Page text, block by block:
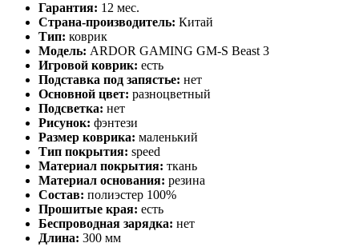
Гарантия: 12 мес.
Страна-производитель: Китай
Тип: коврик
Модель: ARDOR GAMING GM-S Beast 3
Игровой коврик: есть
Подставка под запястье: нет
Основной цвет: разноцветный
Подсветка: нет
Рисунок: фэнтези
Размер коврика: маленький
Тип покрытия: speed
Материал покрытия: ткань
Материал основания: резина
Состав: полиэстер 100%
Прошитые края: есть
Беспроводная зарядка: нет
Длина: 300 мм